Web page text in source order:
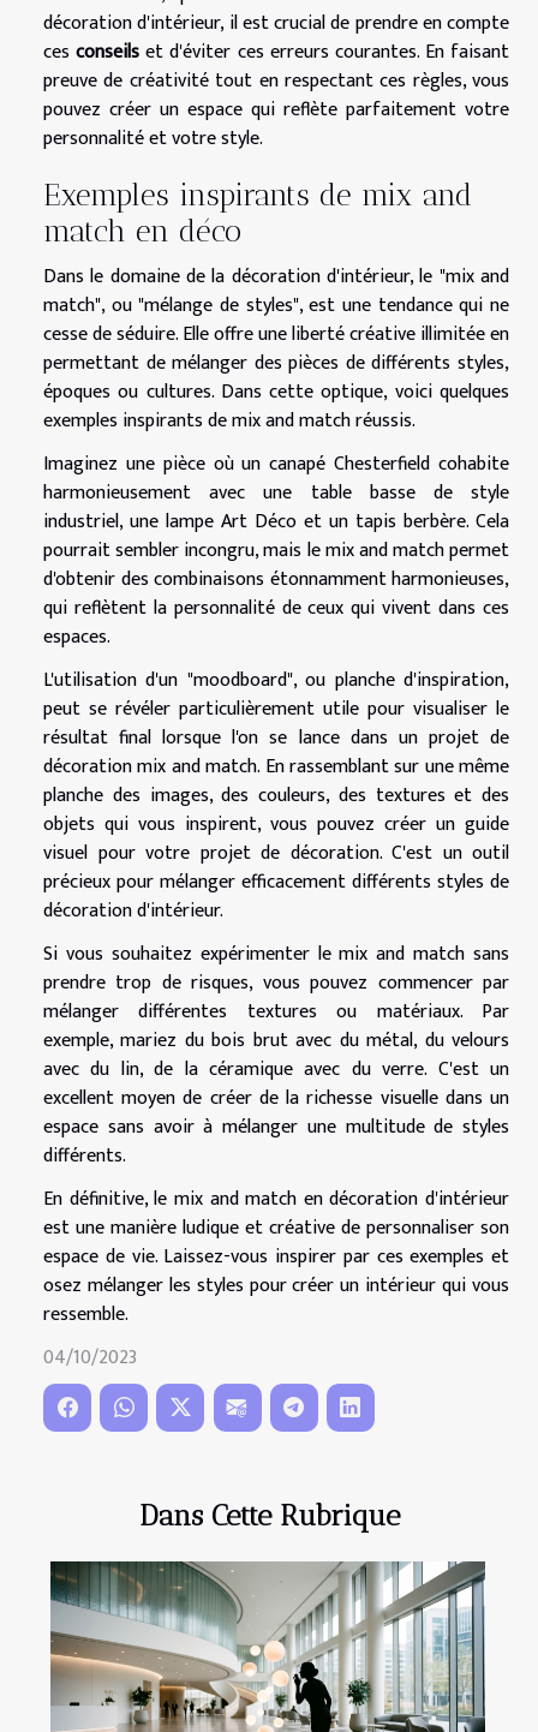
Dans Cette Rubrique
décoration d'intérieur, il est crucial de prendre en compte
cesconseilset d'éviter ces erreurs courantes. En faisant
preuve de créativité tout en respectant ces règles, vous
pouvez créer un espace qui reflète parfaitement votre
personnalité et votre style.
Exemples inspirants de mix and
match en déco
Dans le domaine de la décoration d'intérieur, le "mix and
match", ou "mélange de styles", est une tendance qui ne
cesse de séduire. Elle offre une liberté créative illimitée en
permettant de mélanger des pièces de différents styles,
époques ou cultures. Dans cette optique, voici quelques
exemples inspirants de mix and match réussis.
Imaginez une pièce où un canapé Chesterfield cohabite
harmonieusement avec une table basse de style
industriel, une lampe Art Déco et un tapis berbère. Cela
pourrait sembler incongru, mais le mix and match permet
d'obtenir des combinaisons étonnamment harmonieuses,
qui reflètent la personnalité de ceux qui vivent dans ces
espaces.
L'utilisation d'un "moodboard", ou planche d'inspiration,
peut se révéler particulièrement utile pour visualiser le
résultat final lorsque l'on se lance dans un projet de
décoration mix and match. En rassemblant sur une même
planche des images, des couleurs, des textures et des
objets qui vous inspirent, vous pouvez créer un guide
visuel pour votre projet de décoration. C'est un outil
précieux pour mélanger efficacement différents styles de
décoration d'intérieur.
Si vous souhaitez expérimenter le mix and match sans
prendre trop de risques, vous pouvez commencer par
mélanger différentes textures ou matériaux. Par
exemple, mariez du bois brut avec du métal, du velours
avec du lin, de la céramique avec du verre. C'est un
excellent moyen de créer de la richesse visuelle dans un
espace sans avoir à mélanger une multitude de styles
différents.
En définitive, le mix and match en décoration d'intérieur
est une manière ludique et créative de personnaliser son
espace de vie. Laissez-vous inspirer par ces exemples et
osez mélanger les styles pour créer un intérieur qui vous
ressemble.
04/10/2023